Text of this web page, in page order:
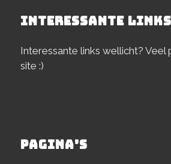
INTERESSANTE LINKS
Interessante links wellicht? Veel
site :)
PAGINA’S